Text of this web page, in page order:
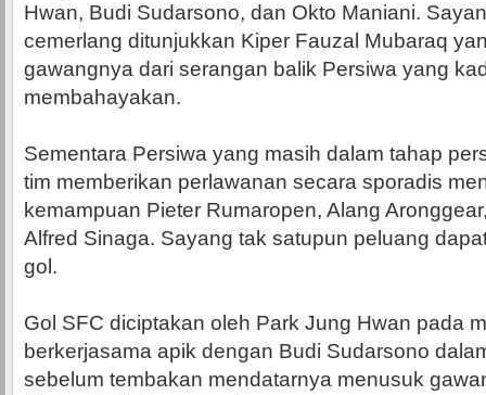
Hwan, Budi Sudarsono, dan Okto Maniani.
cemerlang ditunjukkan Kiper Fauzal Mubaraq
gawangnya dari serangan balik Persiwa yang
membahayakan.
Sementara Persiwa yang masih dalam tahap
tim memberikan perlawanan secara sporadis
kemampuan Pieter Rumaropen, Alang
Alfred Sinaga. Sayang tak satupun peluang
gol.
Gol SFC diciptakan oleh Park Jung Hwan pada
berkerjasama apik dengan Budi Sudarsono
sebelum tembakan mendatarnya menusuk